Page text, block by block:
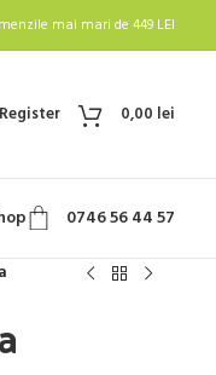
mai mari de 449 LEI
0,00 lei
0746 56 44 57